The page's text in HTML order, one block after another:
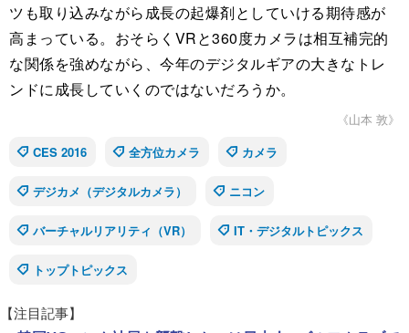
ツも取り込みながら成長の起爆剤としていける期待感が
高まっている。おそらくVRと360度カメラは相互補完的
な関係を強めながら、今年のデジタルギアの大きなトレ
ンドに成長していくのではないだろうか。
《山本 敦》
CES 2016
全方位カメラ カメラ
デジカメ（デジタルカメラ） ニコン
バーチャルリアリティ（VR） IT・デジタルトピックス
トップトピックス
【注目記事】